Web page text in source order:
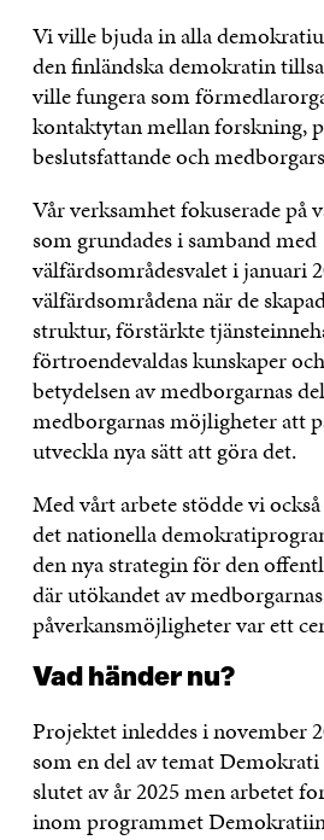
Vi ville bjuda in alla
den finländska demokratin
ville fungera som
kontaktytan mellan forskning,
beslutsfattande och
Vår verksamhet fokuserade på
som grundades i samband med
välfärdsområdesvalet i januari
välfärdsområdena när de
struktur, förstärkte
förtroendevaldas kunskaper
betydelsen av medborgarnas
medborgarnas möjligheter att
utveckla nya sätt att göra det.
Med vårt arbete stödde vi
det nationella
den nya strategin för den
där utökandet av medborgarnas
påverkansmöjligheter var ett
Vad händer nu?
Projektet inleddes i november
som en del av temat
slutet av år 2025 men arbetet
inom programmet